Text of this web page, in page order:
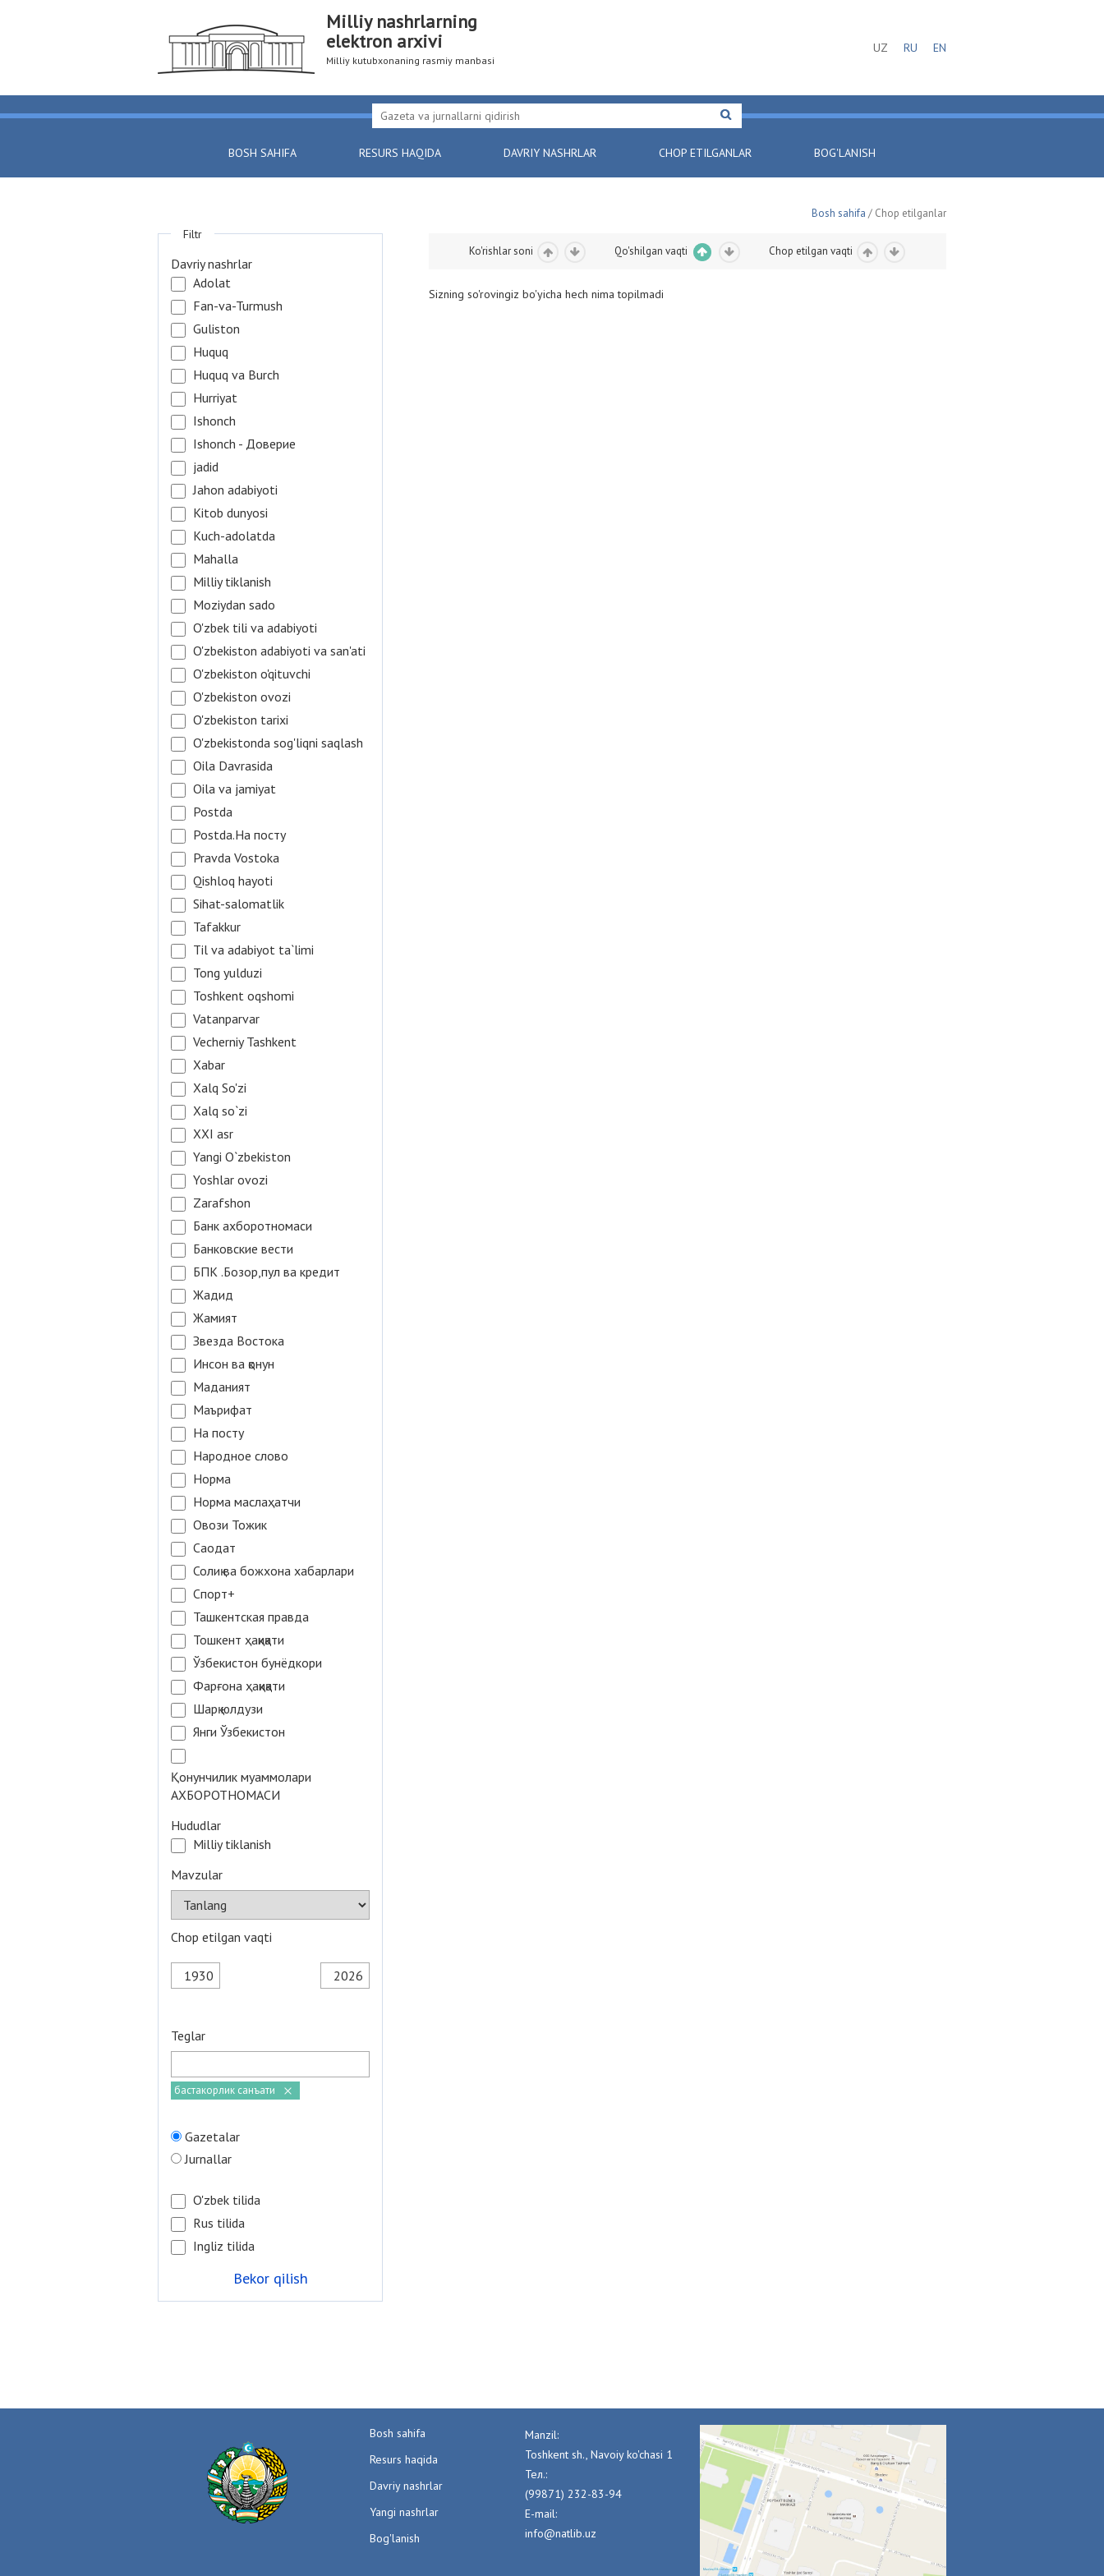
Milliy nashrlarning
elektron arxivi
Milliy kutubxonaning rasmiy manbasi
UZ RU EN
BOSH SAHIFA RESURS HAQIDA DAVRIY NASHRLAR CHOP ETILGANLAR BOG'LANISH
Bosh sahifa / Chop etilganlar
Ko'rishlar soni Qo'shilgan vaqti Chop etilgan vaqti
Sizning so'rovingiz bo'yicha hech nima topilmadi
Filtr
Davriy nashrlar
Adolat
Fan-va-Turmush
Guliston
Huquq
Huquq va Burch
Hurriyat
Ishonch
Ishonch - Доверие
jadid
Jahon adabiyoti
Kitob dunyosi
Kuch-adolatda
Mahalla
Milliy tiklanish
Moziydan sado
O'zbek tili va adabiyoti
O'zbekiston adabiyoti va san'ati
O'zbekiston o'qituvchi
O'zbekiston ovozi
O'zbekiston tarixi
O'zbekistonda sog'liqni saqlash
Oila Davrasida
Oila va jamiyat
Postda
Postda.На посту
Pravda Vostoka
Qishloq hayoti
Sihat-salomatlik
Tafakkur
Til va adabiyot ta`limi
Tong yulduzi
Toshkent oqshomi
Vatanparvar
Vecherniy Tashkent
Xabar
Xalq So'zi
Xalq so`zi
XXI asr
Yangi O`zbekiston
Yoshlar ovozi
Zarafshon
Банк ахборотномаси
Банковские вести
БПК .Бозор,пул ва кредит
Жадид
Жамият
Звезда Востока
Инсон ва қонун
Маданият
Маърифат
На посту
Народное слово
Норма
Норма маслаҳатчи
Овози Тожик
Саодат
Солиқ ва божхона хабарлари
Спорт+
Ташкентская правда
Тошкент ҳақиқати
Ўзбекистон бунёдкори
Фарғона ҳақиқати
Шарқ юлдузи
Янги Ўзбекистон
Қонунчилик муаммолари
АХБОРОТНОМАСИ
Hududlar
Milliy tiklanish
Mavzular
Chop etilgan vaqti
Teglar
бастакорлик санъати
Gazetalar
Jurnallar
O'zbek tilida
Rus tilida
Ingliz tilida
Bekor qilish
Bosh sahifa
Resurs haqida
Davriy nashrlar
Yangi nashrlar
Bog'lanish
Manzil:
Toshkent sh., Navoiy ko'chasi 1
Тел.:
(99871) 232-83-94
E-mail:
info@natlib.uz